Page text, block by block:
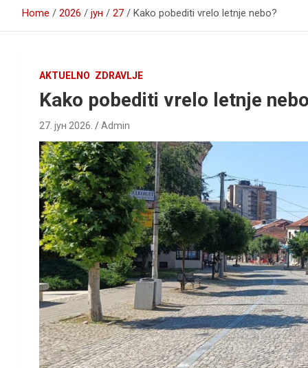
Home 2026 јун 27 Kako pobediti vrelo letnje nebo?
AKTUELNO ZDRAVLJE
Kako pobediti vrelo letnje
27. јун 2026. Admin